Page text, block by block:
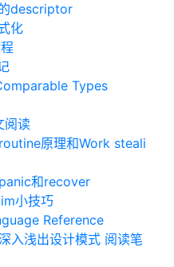
descriptor
化
Types
阅读
原理和Work steali
和recover
小技巧
Reference
入浅出设计模式 阅读笔